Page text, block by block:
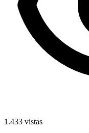
1.433 vistas